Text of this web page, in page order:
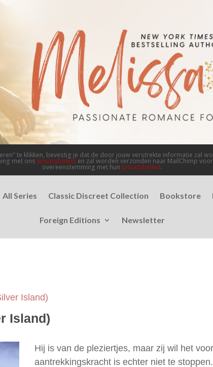
te klikken, bevestig je dat de door jouw verstrekte informatie zal
met ons privacybeleid en zal worden verzonden naar MailChimp
overeenstemming met hun privacybeleid.
All Series Classic Discreet Collection Bookstore
Foreign Editions Newsletter
Island)
Island)
Hij is van de pleziertjes, maar zij wil het
aantrekkingskracht is echter niet te